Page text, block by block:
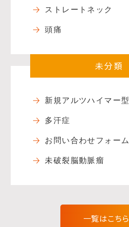
ストレートネック
頭痛
未分類
多汗症
お問い合わせフォーム
未破裂脳動脈瘤
一覧はこちら